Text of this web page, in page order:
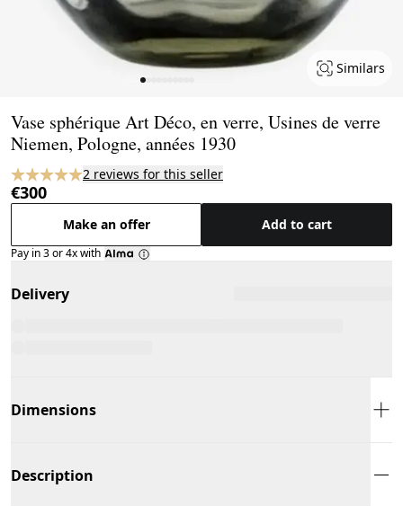
Similars
Vase sphérique Art Déco, en verre, Usines de verre
Niemen, Pologne, années 1930
2 reviews for this seller
€300
Make an offer Add to cart
Pay in 3 or 4x with
Delivery
Dimensions
Description